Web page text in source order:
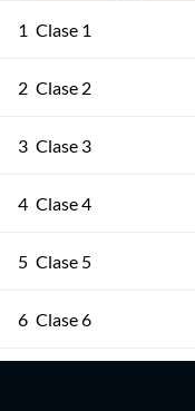
1 Clase 1
2 Clase 2
3 Clase 3
4 Clase 4
5 Clase 5
6 Clase 6